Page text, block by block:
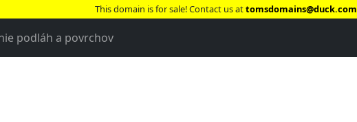
This domain is for sale! Contact us attomsdomains@duck.com
podláh a povrchov